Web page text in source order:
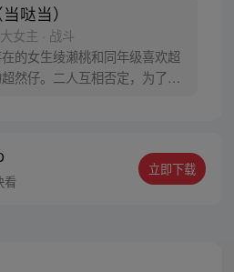
哒当）
女主 · 战斗
的女生绫濑桃和同年级喜欢超
然仔。二人互相否定，为了让
看
立即下载